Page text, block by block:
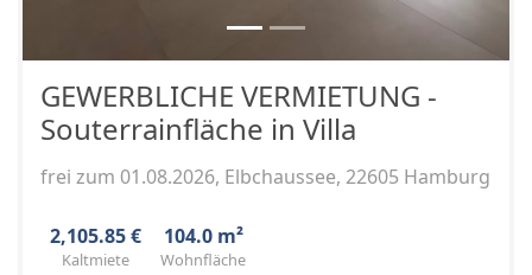
GEWERBLICHE VERMIETUNG -
Souterrainfläche in Villa
frei zum 01.08.2026, Elbchaussee, 22605 Hamburg
2,105.85 €
Kaltmiete
104.0 m²
Wohnfläche